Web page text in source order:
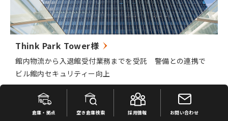
Think Park Tower様
館内物流から入退館受付業務までを受託 警備との連携で
ビル館内セキュリティー向上
倉庫・拠点 空き倉庫検索 採用情報 お問い合わせ